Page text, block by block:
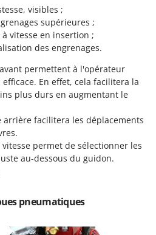
visibles ;
supérieures ;
vitesse en insertion ;
des engrenages.
permettent à l'opérateur
En effet, cela facilitera la
plus durs en augmentant le
arrière facilitera les déplacements
permet de sélectionner les
au-dessous du guidon.
pneumatiques